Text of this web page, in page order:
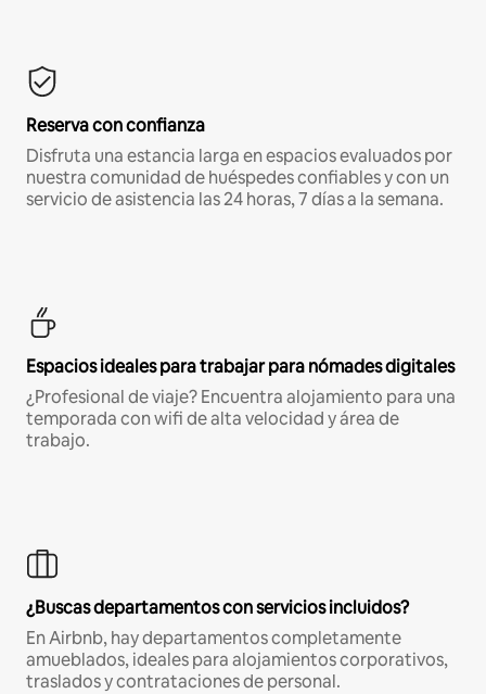
Reserva con confianza
Disfruta una estancia larga en espacios evaluados por
nuestra comunidad de huéspedes confiables y con un
servicio de asistencia las 24 horas, 7 días a la semana.
Espacios ideales para trabajar para nómades digitales
¿Profesional de viaje? Encuentra alojamiento para una
temporada con wifi de alta velocidad y área de
trabajo.
¿Buscas departamentos con servicios incluidos?
En Airbnb, hay departamentos completamente
amueblados, ideales para alojamientos corporativos,
traslados y contrataciones de personal.